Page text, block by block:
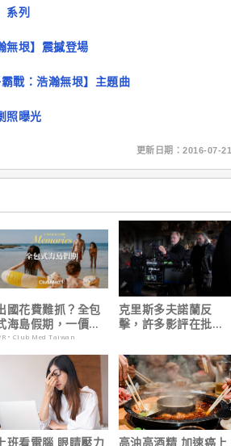
系列
無垠】震撼登場
戰：浩瀚無垠】主題曲
照曝光
更新日期：2016-07-21
國花費難抓？全包
海島假期，一價搞
食宿玩樂，省錢更
心！
・Club Med Taiwan
克里斯多夫諾蘭反
擊，許多影評在批評
缺陷」！
上班看電腦 眼睛壓力 高油高酒精 加速癌上